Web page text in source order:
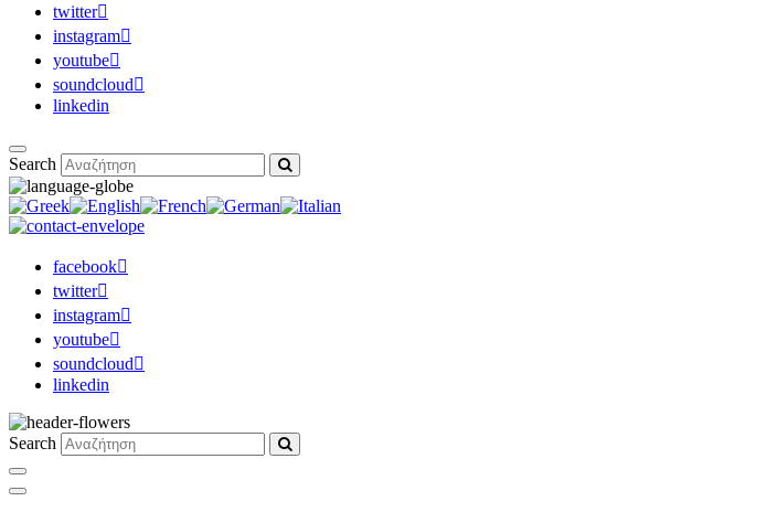
twitter
instagram
youtube
soundcloud
linkedin
Search
facebook
twitter
instagram
youtube
soundcloud
linkedin
Search